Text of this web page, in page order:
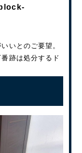
いとのご要望。
跡は処分するド